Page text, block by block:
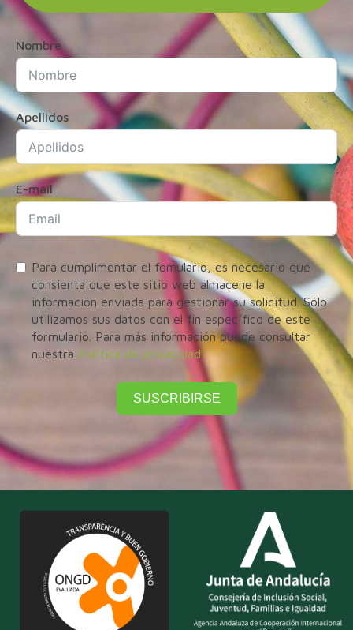
Nombre
Apellidos
E-mail
Para cumplimentar el fomulario, es necesario que
consienta que este sitio web almacene la
información enviada para gestionar su solicitud. Sólo
utilizamos sus datos con el fin específico de este
formulario. Para más información puede consultar
nuestra Política de privacidad
SUSCRIBIRSE